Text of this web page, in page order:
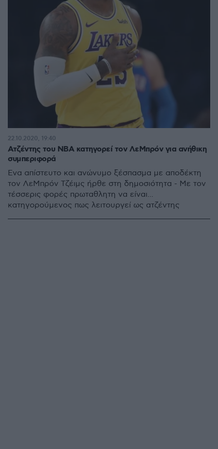
Ατζέντης του NBA κατηγορεί τον ΛεΜπρόν για ανήθικη
συμπεριφορά
Ένα απίστευτο και ανώνυμο ξέσπασμα με αποδέκτη
τον ΛεΜπρόν Τζέιμς ήρθε στη δημοσιότητα - Με τον
τέσσερις φορές πρωταθλητη να είναι...
κατηγορούμενος πως λειτουργεί ως ατζέντης
22.10.2020, 19:40